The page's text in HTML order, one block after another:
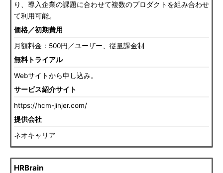
り、導入企業の課題に合わせて複数のプロダクトを組み合わせ
て利用可能。
価格／初期費用
月額料金：500円／ユーザー、従量課金制
無料トライアル
Webサイトから申し込み。
サービス紹介サイト
https://hcm-jinjer.com/
提供会社
ネオキャリア
HRBrain